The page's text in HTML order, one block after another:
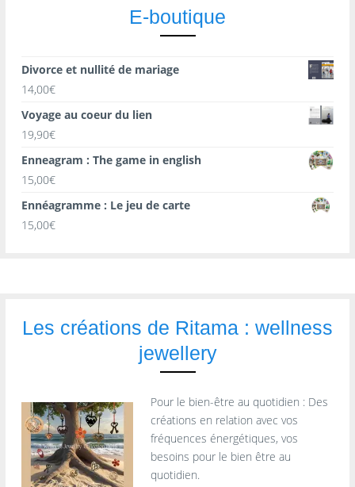
E-boutique
Divorce et nullité de mariage
14,00€
Voyage au coeur du lien
19,90€
Enneagram : The game in english
15,00€
Ennéagramme : Le jeu de carte
15,00€
Les créations de Ritama : wellness
jewellery
Pour le bien-être au quotidien : Des
créations en relation avec vos
fréquences énergétiques, vos
besoins pour le bien être au
quotidien.